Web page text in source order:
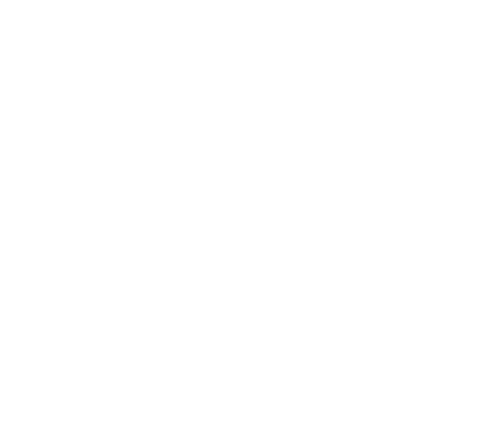
educativa.
de artículos científicos, la exposición
pseudociencias y la publicación de los